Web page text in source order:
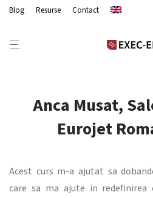
Blog Resurse Contact
Anca Musat,
Eurojet
Acest curs m-a ajutat sa
care sa ma ajute in redefinirea